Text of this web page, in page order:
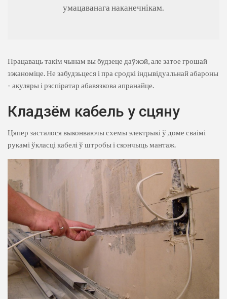
умацаванага наканечнікам.
Працаваць такім чынам вы будзеце даўжэй, але затое грошай
зэканоміце. Не забудзьцеся і пра сродкі індывідуальнай абароны
- акуляры і рэспіратар абавязкова апранайце.
Кладзём кабель у сцяну
Цяпер засталося выконваючы схемы электрыкі ў доме сваімі
рукамі ўкласці кабелі ў штробы і скончыць мантаж.